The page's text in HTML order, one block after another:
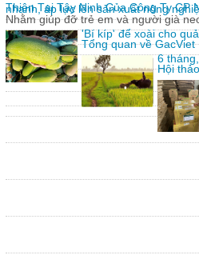
nhanh, áp lực lên sản xuất nông
'Bí kíp' để xoài cho
6
Thiện Tại Tây Ninh Của Công Ty CP
Nhằm giúp đỡ trẻ em và người già
Tổng quan về GacViet
Hội